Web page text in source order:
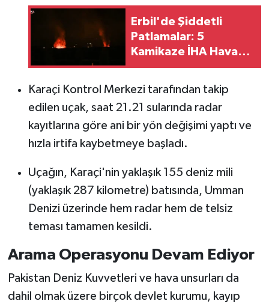
Erbil'de Şiddetli
Patlamalar: 5
Kamikaze İHA Havada
Düşurüldü
Karaçi Kontrol Merkezi tarafından takip
edilen uçak, saat 21.21 sularında radar
kayıtlarına göre ani bir yön değişimi yaptı ve
hızla irtifa kaybetmeye başladı.
Uçağın, Karaçi'nin yaklaşık 155 deniz mili
(yaklaşık 287 kilometre) batısında, Umman
Denizi üzerinde hem radar hem de telsiz
teması tamamen kesildi.
Arama Operasyonu Devam Ediyor
Pakistan Deniz Kuvvetleri ve hava unsurları da
dahil olmak üzere birçok devlet kurumu, kayıp